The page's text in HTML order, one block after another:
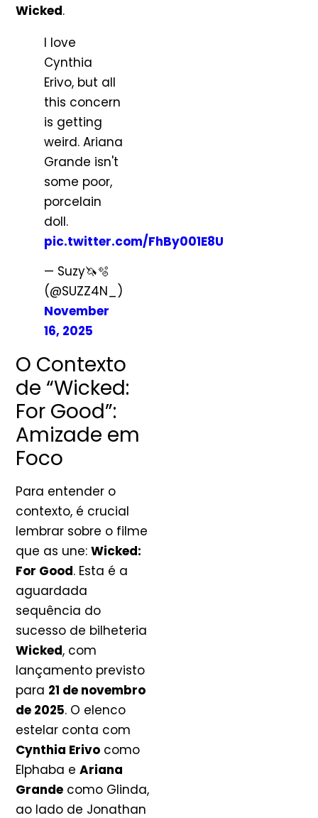
Wicked.
I love
Cynthia
Erivo, but all
this concern
is getting
weird. Ariana
Grande isn't
some poor,
porcelain
doll.
pic.twitter.com/FhBy001E8U
— Suzy🦄🫧
(@SUZZ4N_)
November
16, 2025
O Contexto
de “Wicked:
For Good”:
Amizade em
Foco
Para entender o
contexto, é crucial
lembrar sobre o filme
que as une: Wicked:
For Good. Esta é a
aguardada
sequência do
sucesso de bilheteria
Wicked, com
lançamento previsto
para 21 de novembro
de 2025. O elenco
estelar conta com
Cynthia Erivo como
Elphaba e Ariana
Grande como Glinda,
ao lado de Jonathan